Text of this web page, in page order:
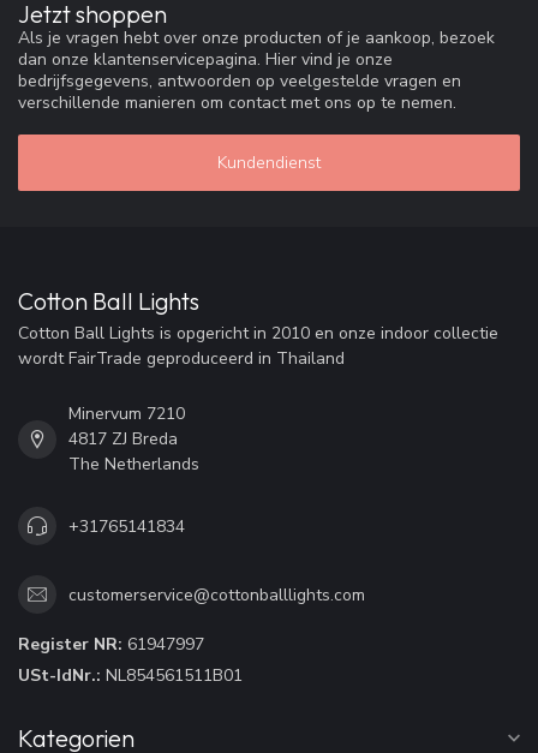
Jetzt shoppen
Als je vragen hebt over onze producten of je aankoop, bezoek
dan onze klantenservicepagina. Hier vind je onze
bedrijfsgegevens, antwoorden op veelgestelde vragen en
verschillende manieren om contact met ons op te nemen.
Kundendienst
Cotton Ball Lights
Cotton Ball Lights is opgericht in 2010 en onze indoor collectie
wordt FairTrade geproduceerd in Thailand
Minervum 7210
4817 ZJ Breda
The Netherlands
+31765141834
customerservice@cottonballlights.com
Register NR: 61947997
USt-IdNr.: NL854561511B01
Kategorien